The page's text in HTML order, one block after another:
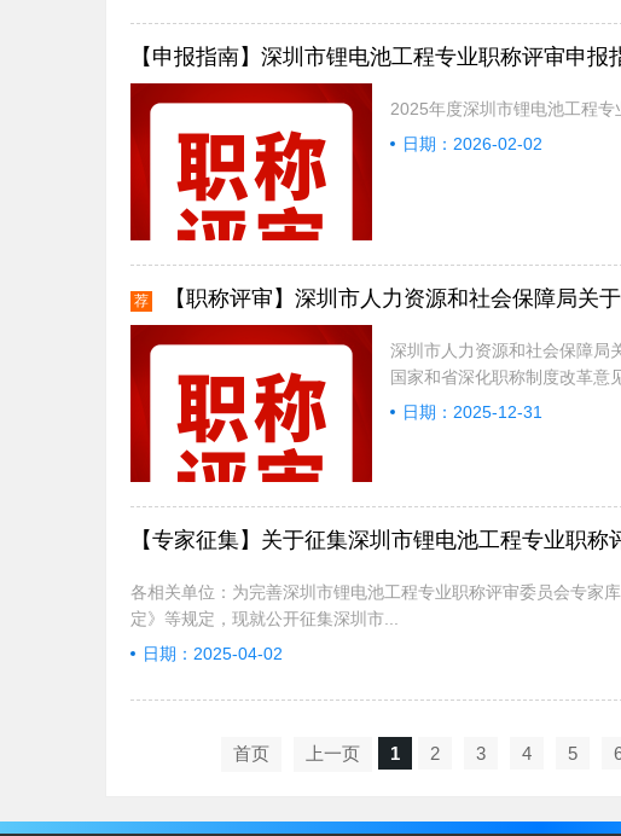
【申报指南】深圳市锂电池工程专业职称评审申报
2025年度深圳市锂电池工程
日期：2026-02-02
荐 【职称评审】深圳市人力资源和社会保障局关
深圳市人力资源和社会保障局
国家和省深化职称制度改革意
日期：2025-12-31
【专家征集】关于征集深圳市锂电池工程专业职称
各相关单位：为完善深圳市锂电池工程专业职称评审委员会专家
定》等规定，现就公开征集深圳市...
日期：2025-04-02
首页 上一页 1 2 3 4 5